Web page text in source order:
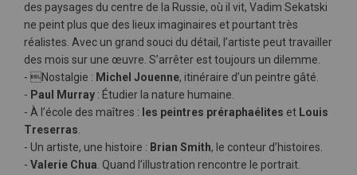
des paysages du centre de la Russie, où il vit, Vadim Sekatski
ne peint plus que des lieux imaginaires et pourtant très
réalistes. Avec un grand souci du détail, l’artiste peut travailler
des mois sur une œuvre. S’arrêter est toujours un dilemme.
- Nostalgie : Michel Jouenne, itinéraire d’un peintre gâté.
- Paul Murray : Étudier la nature humaine.
- À l’école des maîtres : les peintres préraphaélites et Louis
Treserras
- Un artiste, une histoire : Brian Smith, le conteur d’histoires.
- Valerie Chua . Quand l’illustration rencontre le portrait.